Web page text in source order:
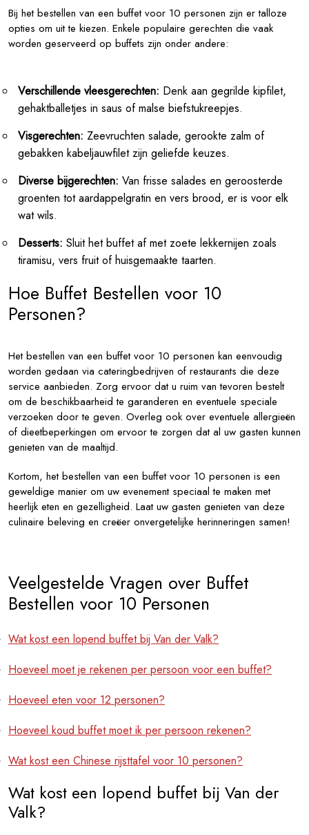
Bij het bestellen van een buffet voor 10 personen zijn er talloze
opties om uit te kiezen. Enkele populaire gerechten die vaak
worden geserveerd op buffets zijn onder andere:
Verschillende vleesgerechten: Denk aan gegrilde kipfilet,
gehaktballetjes in saus of malse biefstukreepjes.
Visgerechten: Zeevruchten salade, gerookte zalm of
gebakken kabeljauwfilet zijn geliefde keuzes.
Diverse bijgerechten: Van frisse salades en geroosterde
groenten tot aardappelgratin en vers brood, er is voor elk
wat wils.
Desserts: Sluit het buffet af met zoete lekkernijen zoals
tiramisu, vers fruit of huisgemaakte taarten.
Hoe Buffet Bestellen voor 10
Personen?
Het bestellen van een buffet voor 10 personen kan eenvoudig
worden gedaan via cateringbedrijven of restaurants die deze
service aanbieden. Zorg ervoor dat u ruim van tevoren bestelt
om de beschikbaarheid te garanderen en eventuele speciale
verzoeken door te geven. Overleg ook over eventuele allergieën
of dieetbeperkingen om ervoor te zorgen dat al uw gasten kunnen
genieten van de maaltijd.
Kortom, het bestellen van een buffet voor 10 personen is een
geweldige manier om uw evenement speciaal te maken met
heerlijk eten en gezelligheid. Laat uw gasten genieten van deze
culinaire beleving en creëer onvergetelijke herinneringen samen!
Veelgestelde Vragen over Buffet
Bestellen voor 10 Personen
Wat kost een lopend buffet bij Van der Valk?
Hoeveel moet je rekenen per persoon voor een buffet?
Hoeveel eten voor 12 personen?
Hoeveel koud buffet moet ik per persoon rekenen?
Wat kost een Chinese rijsttafel voor 10 personen?
Wat kost een lopend buffet bij Van der
Valk?